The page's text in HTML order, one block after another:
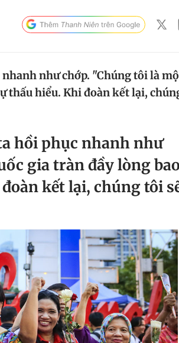
như chớp. "Chúng tôi là
thấu hiểu. Khi đoàn kết lại,
hồi phục nhanh như
gia tràn đầy lòng bao
kết lại, chúng tôi